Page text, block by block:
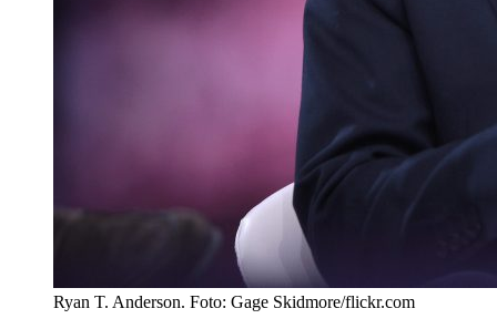
Ryan T. Anderson. Foto: Gage Skidmore/flickr.com